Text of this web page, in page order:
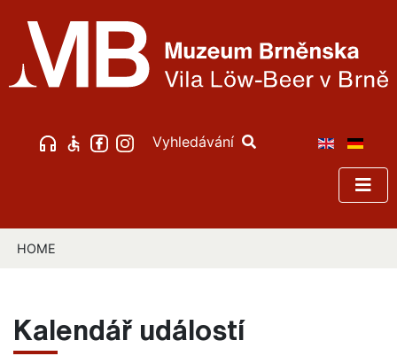
Vyhledávání
HOME
Kalendář událostí